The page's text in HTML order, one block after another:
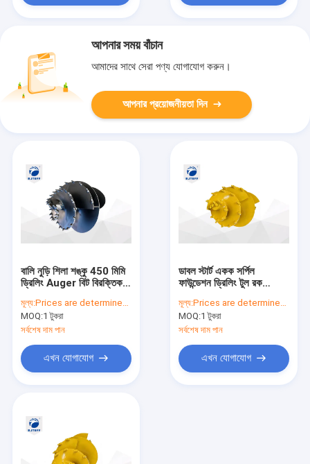
আপনার সময় বাঁচান
আমাদের সাথে সেরা পণ্য যোগাযোগ করুন।
আপনার প্রয়োজনীয়তা দিন
বালি নুড়ি শিলা শঙ্কু 450 মিমি
ড্রিলিং Auger বিট বিরক্তিকর
মূল্য:Prices are determined by quantity and model of product
MOQ:1 টুকরা
সর্বশেষ দাম পান
এখন যোগাযোগ
ডাবল স্টার্ট একক সর্পিল
ফাউন্ডেশন ড্রিলিং টুল রক
মূল্য:Prices are determined by quantity and model of product
MOQ:1 টুকরা
সর্বশেষ দাম পান
এখন যোগাযোগ